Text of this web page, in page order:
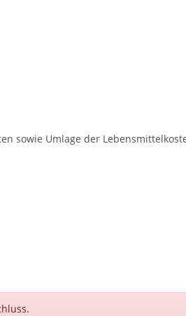
sowie Umlage der